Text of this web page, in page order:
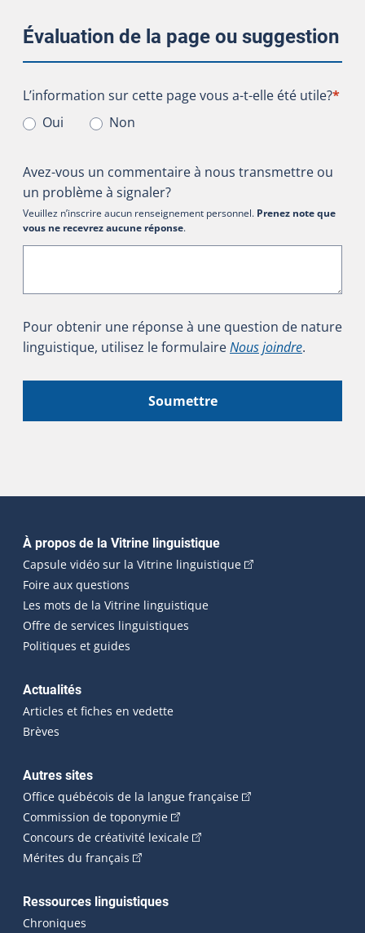
Évaluation de la page ou suggestion
L’information sur cette page vous a-t-elle été utile?
L’information sur cette page vous a-t-elle été utile?*
Oui
Non
Avez-vous un commentaire à nous transmettre ou
un problème à signaler?
Veuillez n’inscrire aucun renseignement personnel. Prenez note que
vous ne recevrez aucune réponse.
Pour obtenir une réponse à une question de nature
linguistique, utilisez le formulaireNous joindre.
Soumettre
Navigation principale
À propos de la Vitrine linguistique
Capsule vidéo sur la Vitrine linguistique(Cet hyperlien
Foire aux questions
Les mots de la Vitrine linguistique
Offre de services linguistiques
Politiques et guides
Actualités
Articles et fiches en vedette
Brèves
Autres sites
Office québécois de la langue française(Cet hyperlien
Commission de toponymie(Cet hyperlien externe s'ouvrira
Concours de créativité lexicale(Cet hyperlien externe
Mérites du français (Cet hyperlien externe s'ouvrira dans une
Ressources linguistiques
Chroniques